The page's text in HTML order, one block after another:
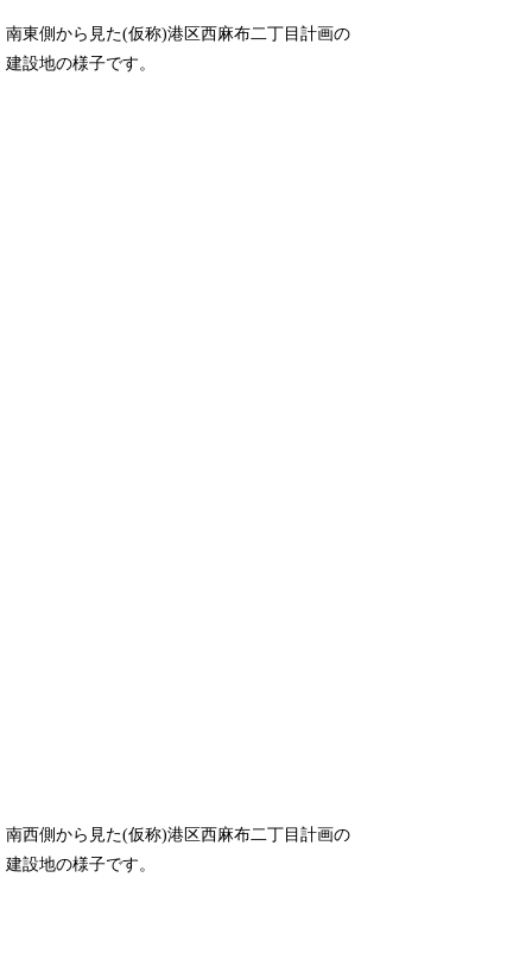
南東側から見た(仮称)港区西麻布二丁目計画の
建設地の様子です。
南西側から見た(仮称)港区西麻布二丁目計画の
建設地の様子です。